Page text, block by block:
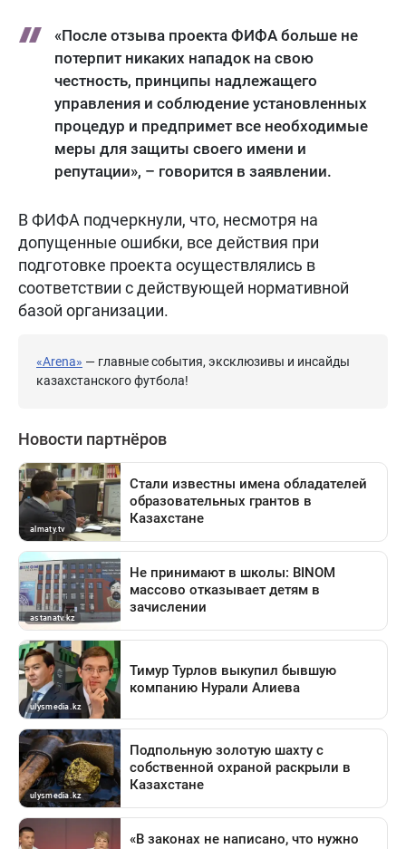
«После отзыва проекта ФИФА больше не
потерпит никаких нападок на свою
честность, принципы надлежащего
управления и соблюдение установленных
процедур и предпримет все необходимые
меры для защиты своего имени и
репутации», – говорится в заявлении.
В ФИФА подчеркнули, что, несмотря на
допущенные ошибки, все действия при
подготовке проекта осуществлялись в
соответствии с действующей нормативной
базой организации.
«Arena» — главные события, эксклюзивы и инсайды
казахстанского футбола!